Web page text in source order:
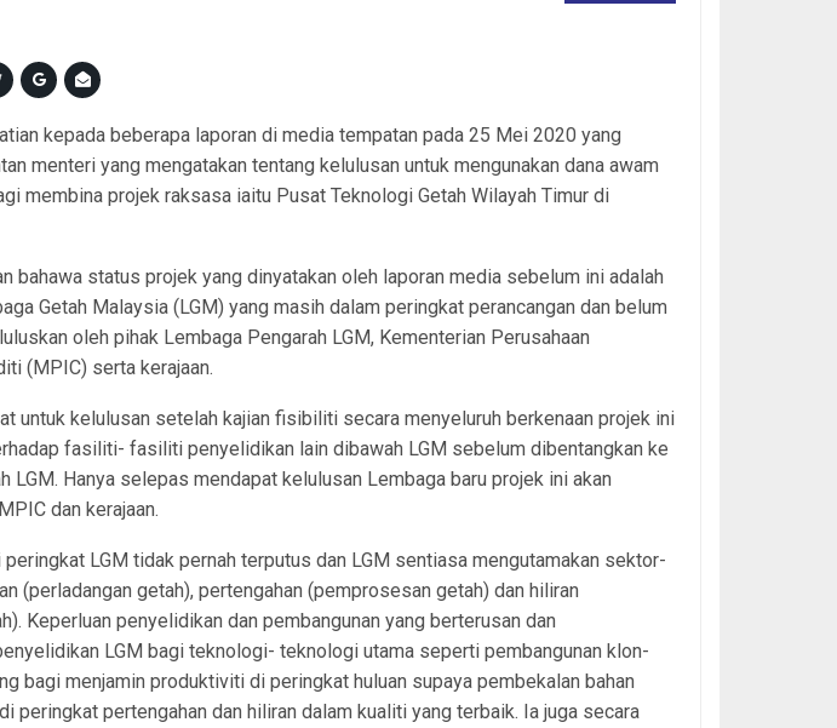
kepada beberapa laporan di media tempatan pada 25 Mei 2020 yang
menteri yang mengatakan tentang kelulusan untuk mengunakan dana awam
membina projek raksasa iaitu Pusat Teknologi Getah Wilayah Timur di
bahawa status projek yang dinyatakan oleh laporan media sebelum ini adalah
Getah Malaysia (LGM) yang masih dalam peringkat perancangan dan belum
oleh pihak Lembaga Pengarah LGM, Kementerian Perusahaan
(MPIC) serta kerajaan.
untuk kelulusan setelah kajian fisibiliti secara menyeluruh berkenaan projek ini
fasiliti- fasiliti penyelidikan lain dibawah LGM sebelum dibentangkan ke
LGM. Hanya selepas mendapat kelulusan Lembaga baru projek ini akan
dan kerajaan.
LGM tidak pernah terputus dan LGM sentiasa mengutamakan sektor-
(perladangan getah), pertengahan (pemprosesan getah) dan hiliran
Keperluan penyelidikan dan pembangunan yang berterusan dan
LGM bagi teknologi- teknologi utama seperti pembangunan klon-
bagi menjamin produktiviti di peringkat huluan supaya pembekalan bahan
peringkat pertengahan dan hiliran dalam kualiti yang terbaik. Ia juga secara